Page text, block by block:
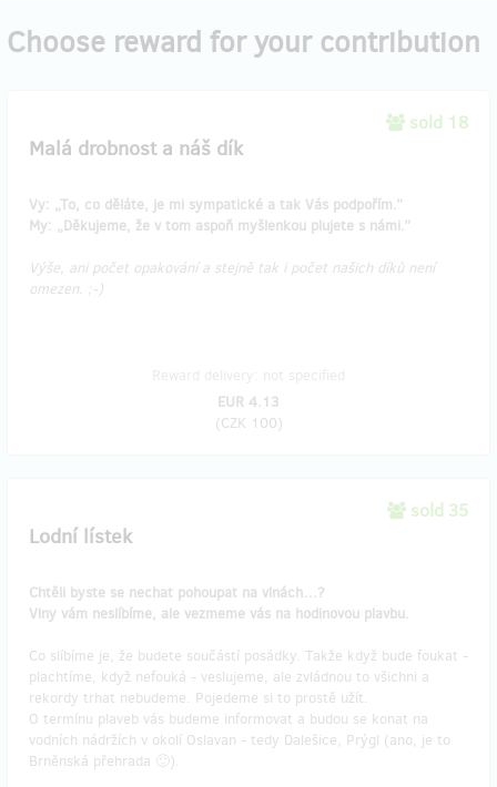
Choose reward for your contribution
sold 18
Malá drobnost a náš dík
Vy: „To, co děláte, je mi sympatické a tak Vás podpořím.”
My: „Děkujeme, že v tom aspoň myšlenkou plujete s námi.”
Výše, ani počet opakování a stejně tak i počet našich díků není
omezen. ;-)
EUR 4.13
(CZK 100)
sold 35
Lodní lístek
Chtěli byste se nechat pohoupat na vlnách…?
Vlny vám neslíbíme, ale vezmeme vás na hodinovou plavbu.
Co slíbíme je, že budete součástí posádky. Takže když bude foukat -
plachtíme, když nefouká - veslujeme, ale zvládnou to všichni a
rekordy trhat nebudeme. Pojedeme si to prostě užít.
O termínu plaveb vás budeme informovat a budou se konat na
vodních nádržích v okolí Oslavan - tedy Dalešice, Prýgl (ano, je to
Brněnská přehrada 🙂).